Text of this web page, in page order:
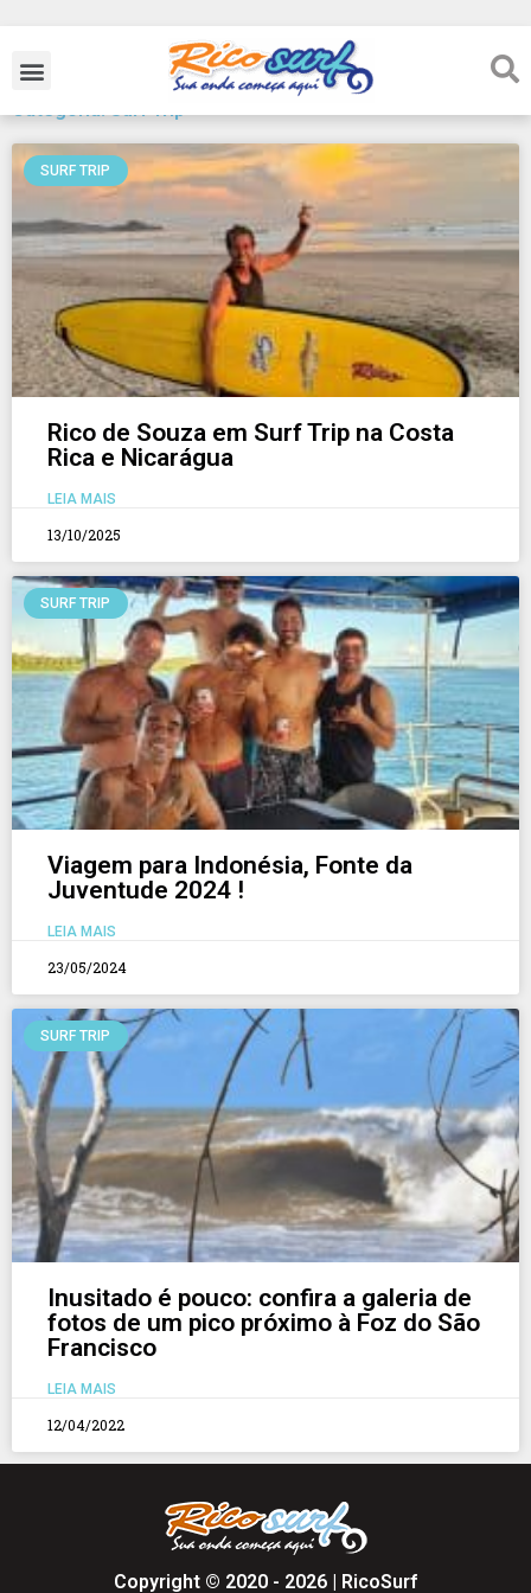
Categoria: Surf Trip
SURF TRIP
Rico de Souza em Surf Trip na Costa
Rica e Nicarágua
LEIA MAIS
13/10/2025
SURF TRIP
Viagem para Indonésia, Fonte da
Juventude 2024 !
LEIA MAIS
23/05/2024
SURF TRIP
Inusitado é pouco: confira a galeria de
fotos de um pico próximo à Foz do São
Francisco
LEIA MAIS
12/04/2022
Copyright © 2020 - 2026 | RicoSurf